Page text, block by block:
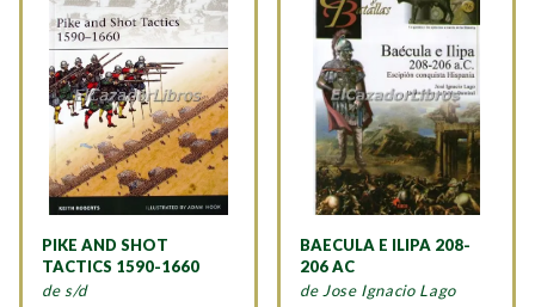
PIKE AND SHOT
TACTICS 1590-1660
de s/d
BAECULA E ILIPA 208-
206 AC
de Jose Ignacio Lago